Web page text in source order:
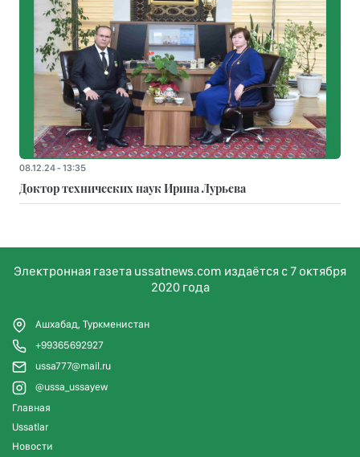
08.12.24 - 13:35
Доктор технических наук Ирина Лурьева
Электронная газета ussatnews.com издаётся с 7 октября
2020 года
Ашхабад, Туркменистан
+99365692927
ussa777@mail.ru
@ussa_ussayew
Главная
Ussatlar
Новости